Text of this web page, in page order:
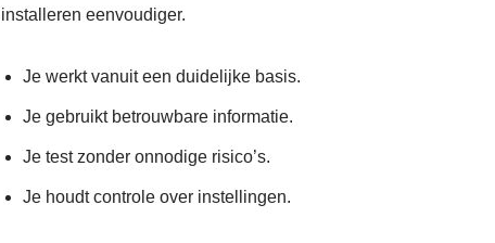
installeren eenvoudiger.
Je werkt vanuit een duidelijke basis.
Je gebruikt betrouwbare informatie.
Je test zonder onnodige risico’s.
Je houdt controle over instellingen.